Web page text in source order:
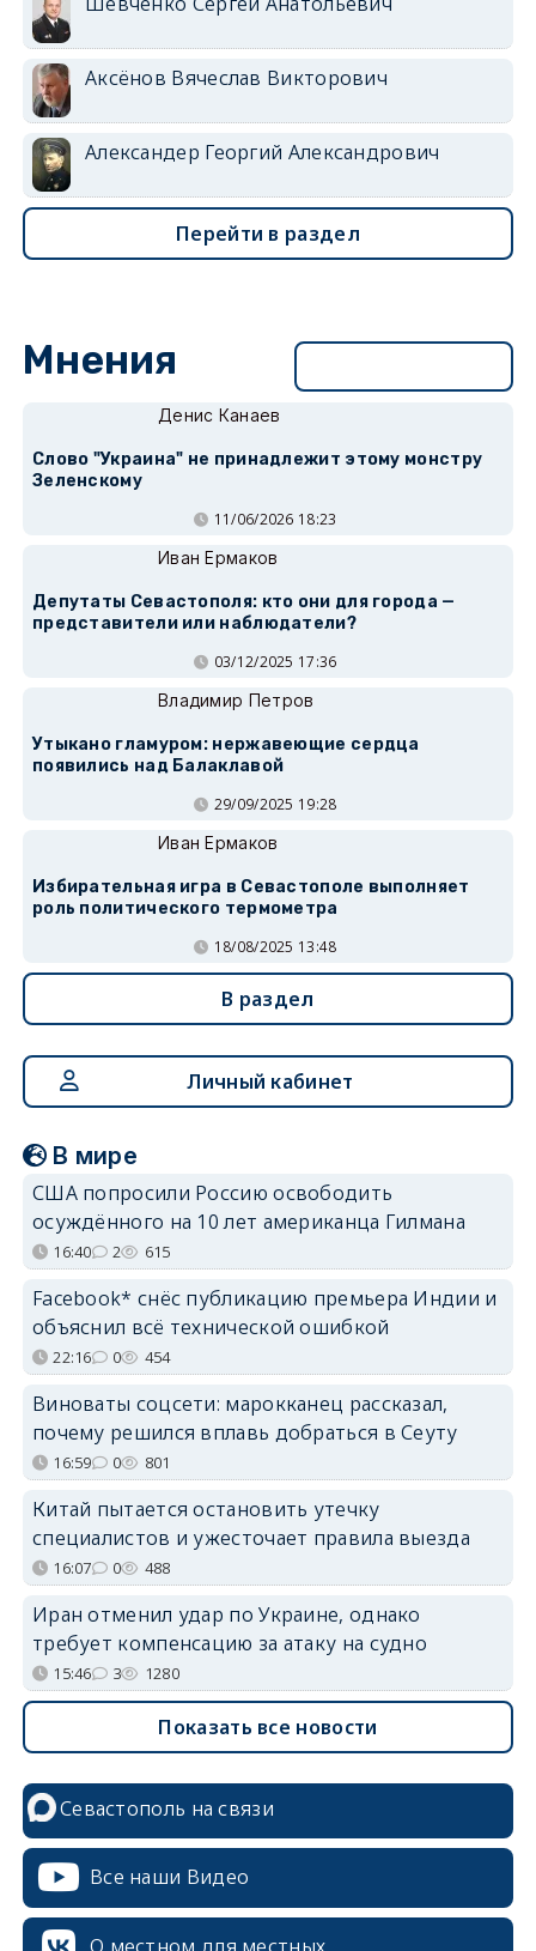
Аксёнов Вячеслав Викторович
Александер Георгий Александрович
Перейти в раздел
Мнения
Денис Канаев
Слово "Украина" не принадлежит этому монстру
Зеленскому
11/06/2026 18:23
Иван Ермаков
Депутаты Севастополя: кто они для города —
представители или наблюдатели?
03/12/2025 17:36
Владимир Петров
Утыкано гламуром: нержавеющие сердца
появились над Балаклавой
29/09/2025 19:28
Иван Ермаков
Избирательная игра в Севастополе выполняет
роль политического термометра
18/08/2025 13:48
В раздел
Личный кабинет
В мире
США попросили Россию освободить
осуждённого на 10 лет американца Гилмана
16:40 2 615
Facebook* снёс публикацию премьера Индии и
объяснил всё технической ошибкой
22:16 0 454
Виноваты соцсети: марокканец рассказал,
почему решился вплавь добраться в Сеуту
16:59 0 801
Китай пытается остановить утечку
специалистов и ужесточает правила выезда
16:07 0 488
Иран отменил удар по Украине, однако
требует компенсацию за атаку на судно
15:46 3 1280
Показать все новости
Севастополь на связи
Все наши Видео